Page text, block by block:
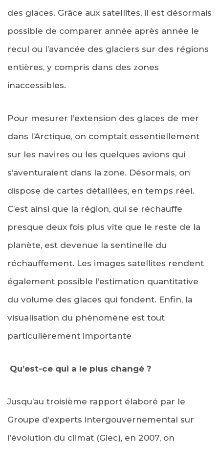
des glaces. Grâce aux satellites, il est désormais
possible de comparer année après année le
recul ou l’avancée des glaciers sur des régions
entières, y compris dans des zones
inaccessibles.
Pour mesurer l’extension des glaces de mer
dans l’Arctique, on comptait essentiellement
sur les navires ou les quelques avions qui
s’aventuraient dans la zone. Désormais, on
dispose de cartes détaillées, en temps réel.
C’est ainsi que la région, qui se réchauffe
presque deux fois plus vite que le reste de la
planète, est devenue la sentinelle du
réchauffement. Les images satellites rendent
également possible l’estimation quantitative
du volume des glaces qui fondent. Enfin, la
visualisation du phénomène est tout
particulièrement importante
Qu’est-ce qui a le plus changé ?
Jusqu’au troisième rapport élaboré par le
Groupe d’experts intergouvernemental sur
l’évolution du climat (Giec), en 2007, on